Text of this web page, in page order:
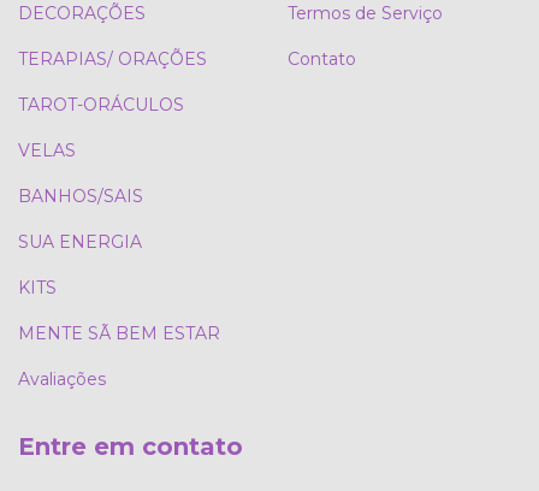
DECORAÇÕES
TERAPIAS/ ORAÇÕES
TAROT-ORÁCULOS
VELAS
BANHOS/SAIS
SUA ENERGIA
KITS
MENTE SÃ BEM ESTAR
Avaliações
Termos de Serviço
Contato
Entre em contato